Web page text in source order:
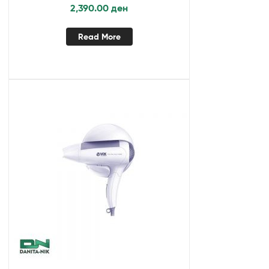
2,390.00 ден
Read More